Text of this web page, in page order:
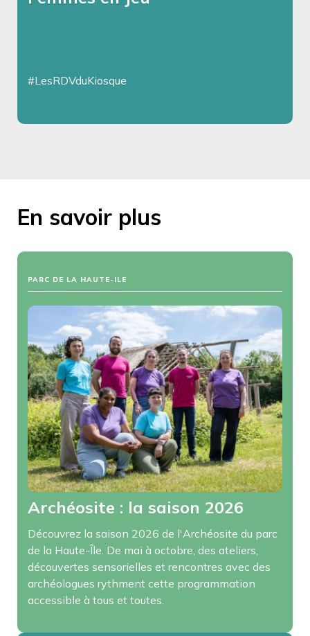
#LesRDVduKiosque
En savoir plus
PARC DE LA HAUTE-ILE
Archéosite : la saison 2026
Découvrez la saison 2026 de l'Archéosite du parc
de la Haute-Île. De mai à octobre, des ateliers,
découvertes sensorielles et rencontres avec des
archéologues rythment cette programmation
accessible à tous et toutes.